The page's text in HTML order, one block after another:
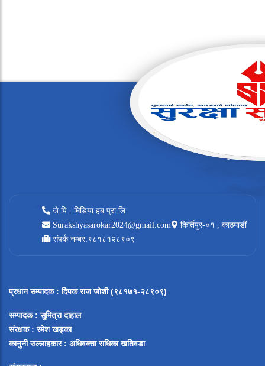
जे.पि . मिडिया हब प्रा.लि
Surakshyasarokar2024@gmail.com
किर्तिपुर-०१ , काठमाडौं
संपर्क नम्बर:९८१८१२८९०९
प्रधान सम्पादक: दिपक राज जोशी (९८१७१-२८९०९)
सम्पादक : सुमित्रा दाहाल
संरक्षक : रमेश खड्का
कानुनी सल्लाहकार : अधिवक्ता राधिका खतिवडा